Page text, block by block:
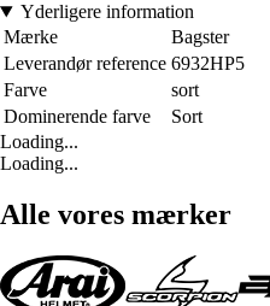
Yderligere information
Mærke
Bagster
Leverandør reference 6932HP5
Farve
sort
Dominerende farve
Sort
Loading...
Loading...
Alle vores mærker